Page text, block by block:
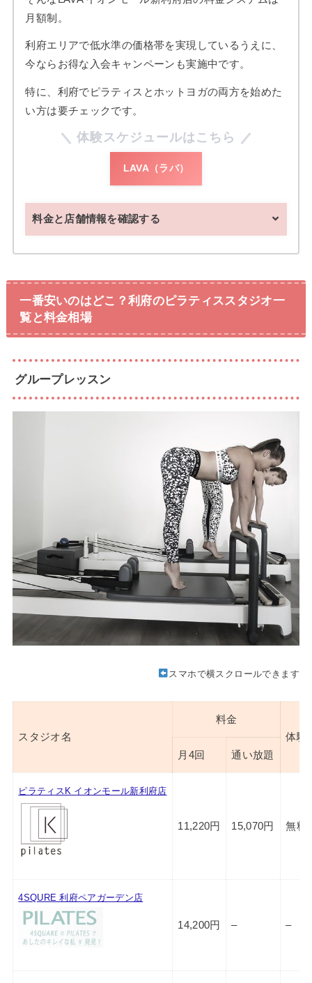
月額制。
利府エリアで低水準の価格帯を実現しているうえに、
今ならお得な入会キャンペーンも実施中です。
特に、利府でピラティスとホットヨガの両方を始めた
い方は要チェックです。
体験スケジュールはこちら
LAVA（ラバ）
料金と店舗情報を確認する
一番安いのはどこ？利府のピラティススタジオ一
覧と料金相場
グループレッスン
スマホで横スクロールできます
スタジオ名
料金
体験
月4回
通い放題
ピラティスK イオンモール新利府店
11,220円 15,070円 無料
4SQURE 利府ペアガーデン店
14,200円 – –